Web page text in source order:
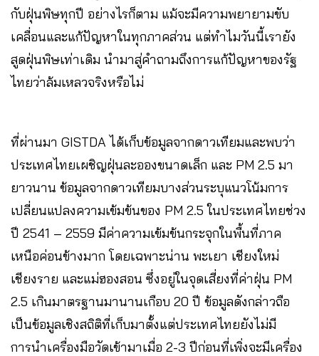
กับฝุ่นพิษทุกปี อย่างไรก็ตาม แม้จะมีความพยายามขับ
เคลื่อนและแก้ปัญหาในทุกภาคส่วน แต่ทำไมวันนี้เรายัง
สูดฝุ่นพิษเท่าเดิม นำมาสู่คำถามถึงการแก้ปัญหาของรัฐ
ไทยว่าล้มเหลวจริงหรือไม่
ที่ผ่านมา GISTDA ได้เก็บข้อมูลจากดาวเทียมและพบว่า
ประเทศไทยเผชิญฝุ่นละอองขนาดเล็ก และ PM 2.5 มา
ยาวนาน ข้อมูลจากดาวเทียมบางส่วนระบุแนวโน้มการ
เปลี่ยนแปลงความเข้มข้นของ PM 2.5 ในประเทศไทยช่วง
ปี 2541 – 2559 มีค่าความเข้มข้นกระจุกในพื้นที่ภาค
เหนือค่อนข้างมาก โดยเฉพาะน่าน พะเยา เชียงใหม่
เชียงราย และแม่ฮองสอน ซึ่งอยู่ในจุดเสี่ยงที่ค่าฝุ่น PM
2.5 เกินมาตรฐานมานานเกือบ 20 ปี ข้อมูลดังกล่าวถือ
เป็นข้อมูลเชิงสถิติที่เก็บมาตั้งแต่ประเทศไทยยังไม่มี
การนำเครื่องมือวัดเข้ามาเมื่อ 2-3 ปีก่อนที่เพิ่งจะมีเครื่อง